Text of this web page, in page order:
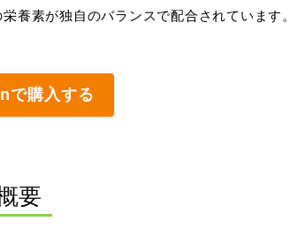
養素が独自のバランスで配合されています。
で購入する
要